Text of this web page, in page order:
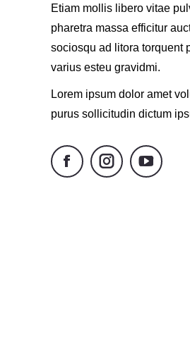
Etiam mollis libero vitae
pharetra massa efficitur
sociosqu ad litora torquent
varius esteu gravidmi.
Lorem ipsum dolor amet
purus sollicitudin dictum
FacebookInstagram